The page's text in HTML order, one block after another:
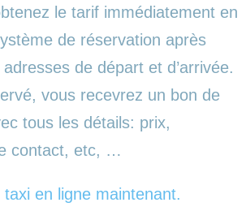
le tarif immédiatement en
de réservation après
de départ et d’arrivée.
vous recevrez un bon de
tous les détails: prix,
contact, etc, …
en ligne maintenant.